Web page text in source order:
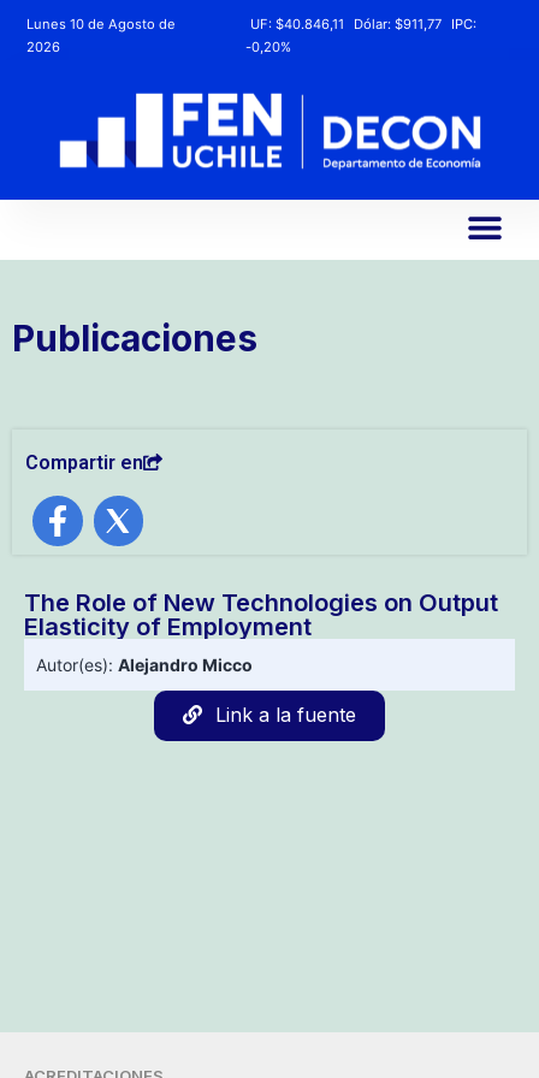
Lunes 10 de Agosto de
2026
UF: $40.846,11 Dólar: $911,77
IPC:
-0,20%
Publicaciones
Compartir en
The Role of New Technologies on Output
Elasticity of Employment
Autor(es): Alejandro Micco
Link a la fuente